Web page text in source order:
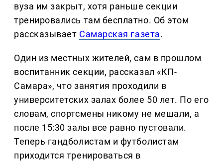
вуза им закрыт, хотя раньше секции
тренировались там бесплатно. Об этом
рассказывает Самарская газета.
Один из местных жителей, сам в прошлом
воспитанник секции, рассказал «КП-
Самара», что занятия проходили в
университетских залах более 50 лет. По его
словам, спортсмены никому не мешали, а
после 15:30 залы все равно пустовали.
Теперь гандболистам и футболистам
приходится тренироваться в